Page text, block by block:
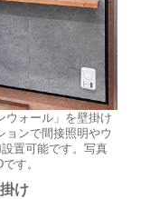
ウォール」を壁掛け
ョンで間接照明やウ
置可能です。写真
す。
け